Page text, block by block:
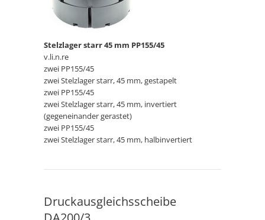
Stelzlager starr 45 mm PP155/45
v.li.n.re
zwei PP155/45
zwei Stelzlager starr, 45 mm, gestapelt
zwei PP155/45
zwei Stelzlager starr, 45 mm, invertiert
(gegeneinander gerastet)
zwei PP155/45
zwei Stelzlager starr, 45 mm, halbinvertiert
Druckausgleichsscheibe